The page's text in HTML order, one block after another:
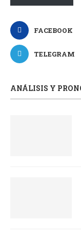
FACEBOOK
TELEGRAM
ANÁLISIS Y